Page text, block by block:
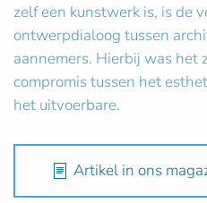
zelf een kunstwerk is, is de
ontwerpdialoog tussen
aannemers. Hierbij was het
compromis tussen het
het uitvoerbare.
Artikel in ons